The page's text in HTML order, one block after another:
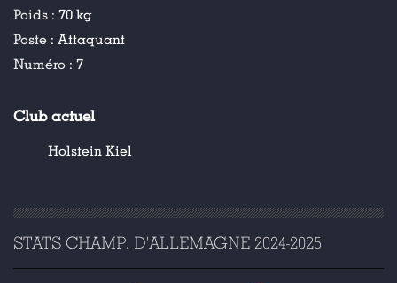
Poids : 70 kg
Poste : Attaquant
Numéro : 7
Club actuel
Holstein Kiel
STATS CHAMP. D'ALLEMAGNE 2024-2025